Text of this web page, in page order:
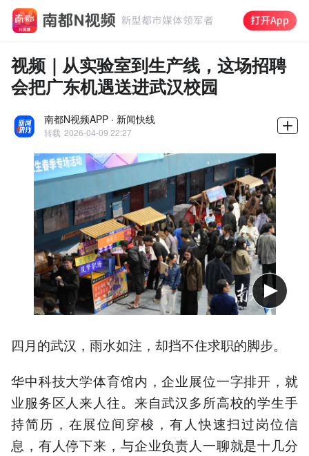
视频｜从实验室到生产线，这场招聘
会把广东机遇送进武汉校园
南都N视频APP · 新闻快线
转载 2026-04-09 22:27
四月的武汉，雨水如注，却挡不住求职的脚步。
华中科技大学体育馆内，企业展位一字排开，就
业服务区人来人往。来自武汉多所高校的学生手
持简历，在展位间穿梭，有人快速扫过岗位信
息，有人停下来，与企业负责人一聊就是十几分